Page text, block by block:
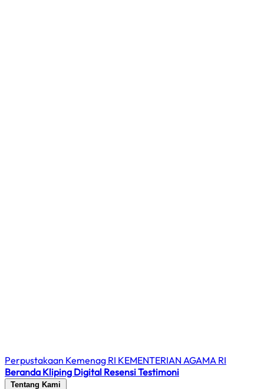
Perpustakaan Kemenag RI KEMENTERIAN AGAMA RI
Beranda Kliping Digital ResensiTestimoni
Tentang Kami